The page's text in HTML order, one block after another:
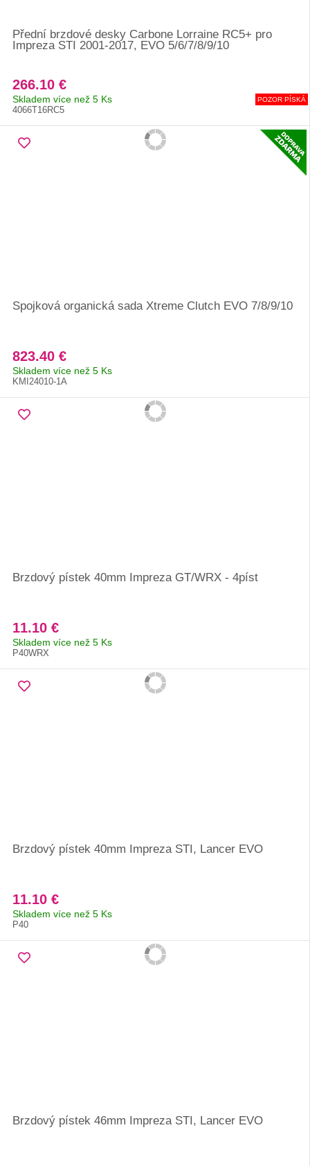
Přední brzdové desky Carbone Lorraine RC5+ pro
Impreza STI 2001-2017, EVO 5/6/7/8/9/10
266.10 €
Skladem více než 5 Ks
4066T16RC5
POZOR PÍSKÁ
Spojková organická sada Xtreme Clutch EVO 7/8/9/10
823.40 €
Skladem více než 5 Ks
KMI24010-1A
Brzdový pístek 40mm Impreza GT/WRX - 4píst
11.10 €
Skladem více než 5 Ks
P40WRX
Brzdový pístek 40mm Impreza STI, Lancer EVO
11.10 €
Skladem více než 5 Ks
P40
Brzdový pístek 46mm Impreza STI, Lancer EVO